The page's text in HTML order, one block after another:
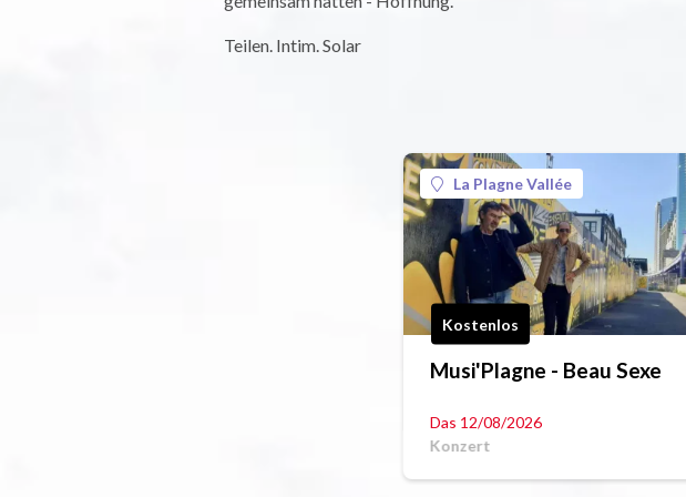
Teilen. Intim. Solar
La Plagne Vallée
Kostenlos
Musi'Plagne - Beau Sexe
Das 12/08/2026
Konzert